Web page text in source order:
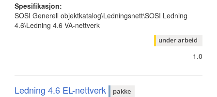
Spesifikasjon:
SOSI Generell objektkatalog\Ledningsnett\SOSI Ledning
4.6\Ledning 4.6 VA-nettverk
under arbeid
1.0
Ledning 4.6 EL-nettverk pakke